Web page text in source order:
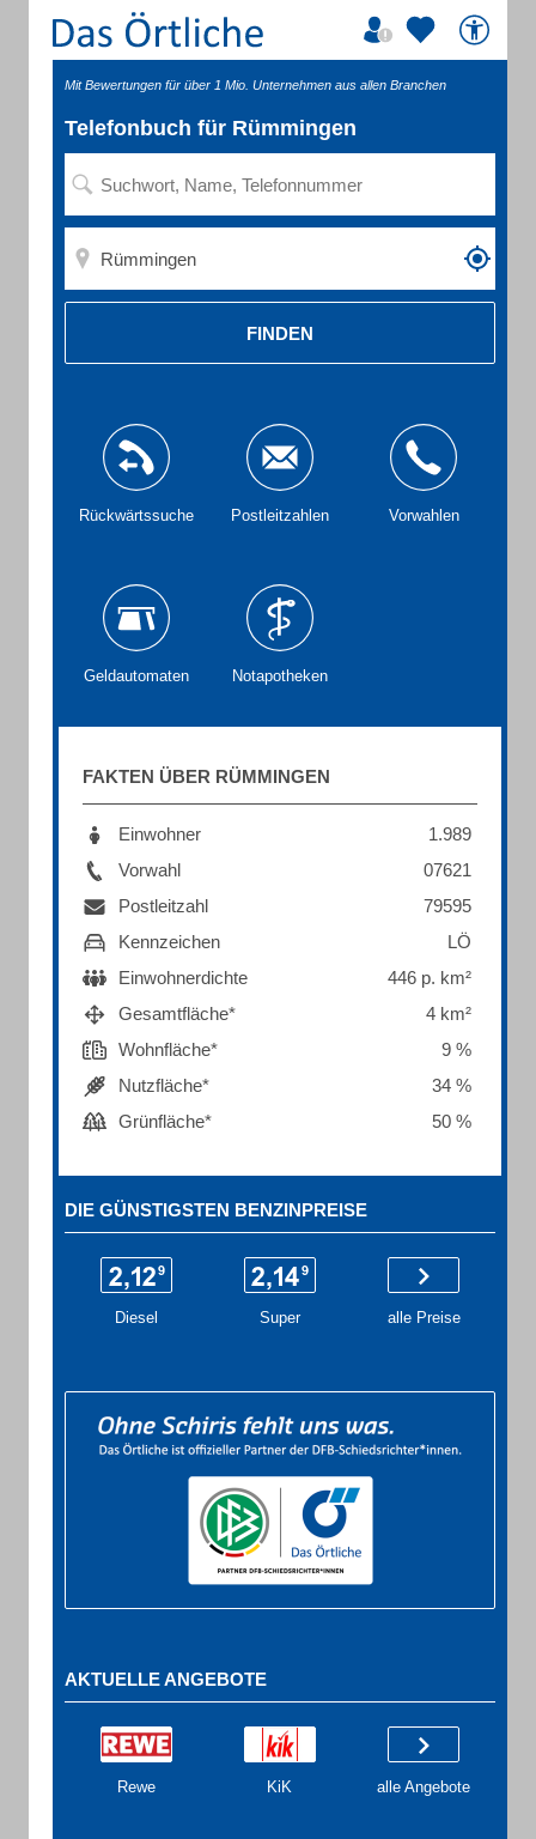
Mit Bewertungen für über 1 Mio. Unternehmen aus allen Branchen
Telefonbuch für Rümmingen
FINDEN
Rückwärtssuche Postleitzahlen Vorwahlen
Geldautomaten Notapotheken
FAKTEN ÜBER RÜMMINGEN
Einwohner
1.989
Vorwahl
07621
Postleitzahl
79595
Kennzeichen
LÖ
Einwohnerdichte
446 p. km²
Gesamtfläche*
4 km²
Wohnfläche*
9 %
Nutzfläche*
34 %
Grünfläche*
50 %
DIE GÜNSTIGSTEN BENZINPREISE
Diesel Super alle Preise
AKTUELLE ANGEBOTE
Rewe KiK alle Angebote